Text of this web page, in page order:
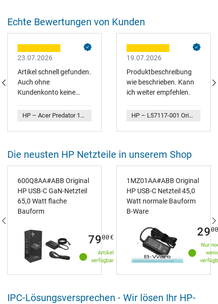
Echte Bewertungen von Kunden
23.07.2026
Artikel schnell gefunden.
Auch ohne
Kundenkonto keine
Abwicklung problemlos,
wieder!
HP – Acer Predator 17 (G9-791) Netzteil 180,0 Watt
19.07.2026
Produktbeschreibung
wie beschrieben. Kann
ich weiter empfehlen.
HP – L57117-001 Original HP Netzteil 120,0 Watt flache Bauform
Die neusten HP Netzteile in unserem Shop
600Q8AA#ABB Original
HP USB-C GaN-Netzteil
65,0 Watt flache
Bauform
Artikel
verfügbar
7900€
1MZ01AA#ABB Original
HP USB-C Netzteil 45,0
Watt normale Bauform
B-Ware
Nur
2900
IPC-Lösungsversprechen - Wir lösen Ihr HP-